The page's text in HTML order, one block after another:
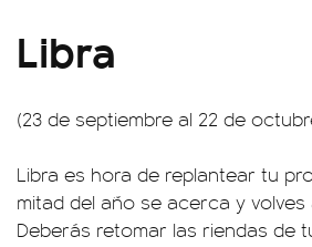
Libra
(23 de septiembre al 22 de
Libra es hora de replantear tu
mitad del año se acerca y
Deberás retomar las riendas de